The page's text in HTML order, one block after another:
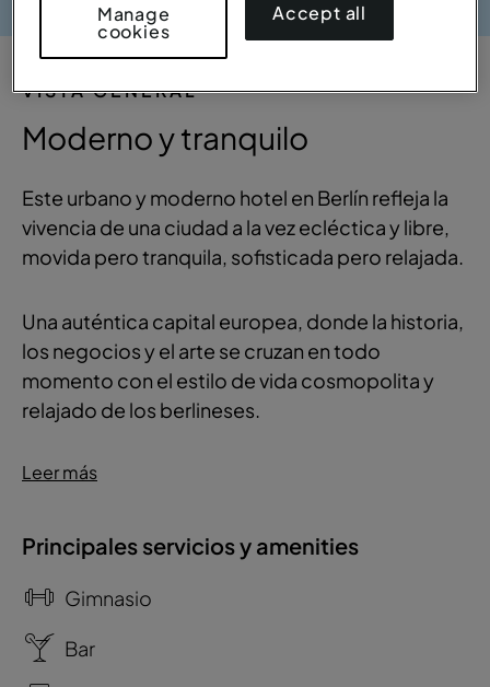
VISTA GENERAL
Moderno y tranquilo
Este urbano y moderno hotel en Berlín refleja la
vivencia de una ciudad a la vez ecléctica y libre,
movida pero tranquila, sofisticada pero relajada.
Una auténtica capital europea, donde la historia,
los negocios y el arte se cruzan en todo
momento con el estilo de vida cosmopolita y
relajado de los berlineses.
Leer más
Principales servicios y amenities
Gimnasio
Bar
Manage
cookies
Accept all